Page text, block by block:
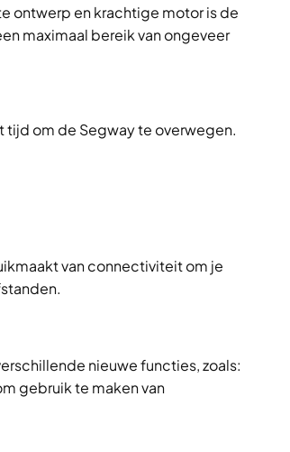
ontwerp en krachtige motor is de
maximaal bereik van ongeveer
tijd om de Segway te overwegen.
van connectiviteit om je
nieuwe functies, zoals:
gebruik te maken van